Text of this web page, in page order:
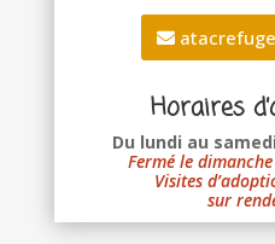
Horaires
Du lundi au
Fermé le
Visites
sur